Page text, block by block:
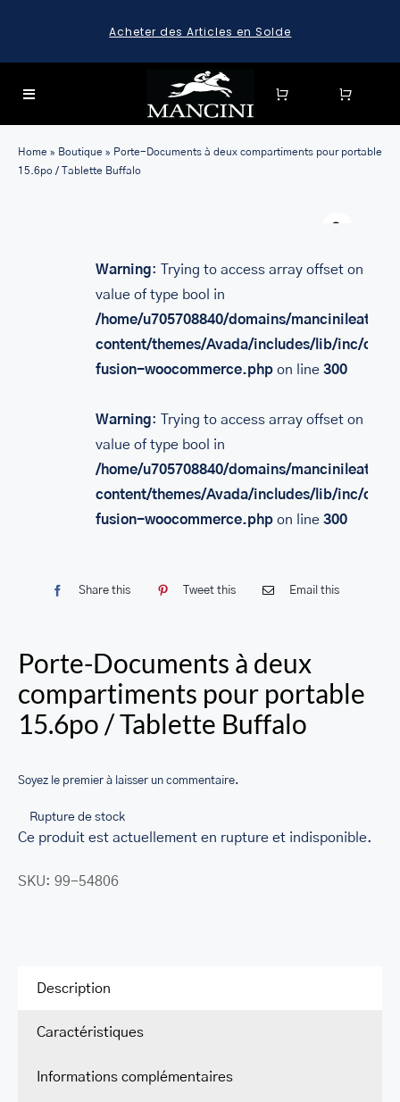
content
Acheter des Articles en Solde
Toggle
FOR:
HARD CASE SPINNER LUGGAGE SETS & CARRY-ON
LUGGAGE
PORTEFEUILLE EN CUIR
RFID LEATHER WALLET
LEATHER RFID TRAVEL PASSPORT WALLET
LEATHER PASSPORT HOLDER COLLECTION
BUSINESS CARD HOLDER FOR MEN & WOMEN
LEATHER KEY CASE
LEATHER BILL CLIPS
SE CONNECTER
Home » Boutique » Porte-Documents à deux compartiments pour portable
15.6po / Tablette Buffalo
Warning: Trying to access array offset on
value of type bool in
/home/u705708840/domains/
content/themes/Avada/includes/lib/inc/
fusion-woocommerce.phpon line 300
Warning: Trying to access array offset on
value of type bool in
/home/u705708840/domains/
content/themes/Avada/includes/lib/inc/
fusion-woocommerce.phpon line 300
Share this Tweet this Email this
Porte-Documents à deux
compartiments pour portable
15.6po / Tablette Buffalo
Soyez le premier à laisser un commentaire.
Rupture de stock
Ce produit est actuellement en rupture et indisponible.
SKU: 99-54806
Description
Caractéristiques
Informations complémentaires